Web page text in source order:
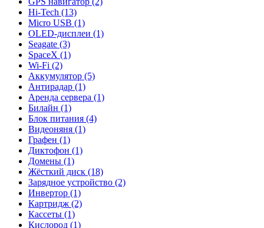
Hi-Tech (13)
Micro USB (1)
OLED-дисплеи (1)
Seagate (3)
SpaceX (1)
Wi-Fi (2)
Аккумулятор (5)
Антирадар (1)
Аренда сервера (1)
Билайн (1)
Блок питания (4)
Видеоняня (1)
Графен (1)
Диктофон (1)
Домены (1)
Жёсткий диск (18)
Зарядное устройство (2)
Инвертор (1)
Картридж (2)
Кассеты (1)
Кислород (1)